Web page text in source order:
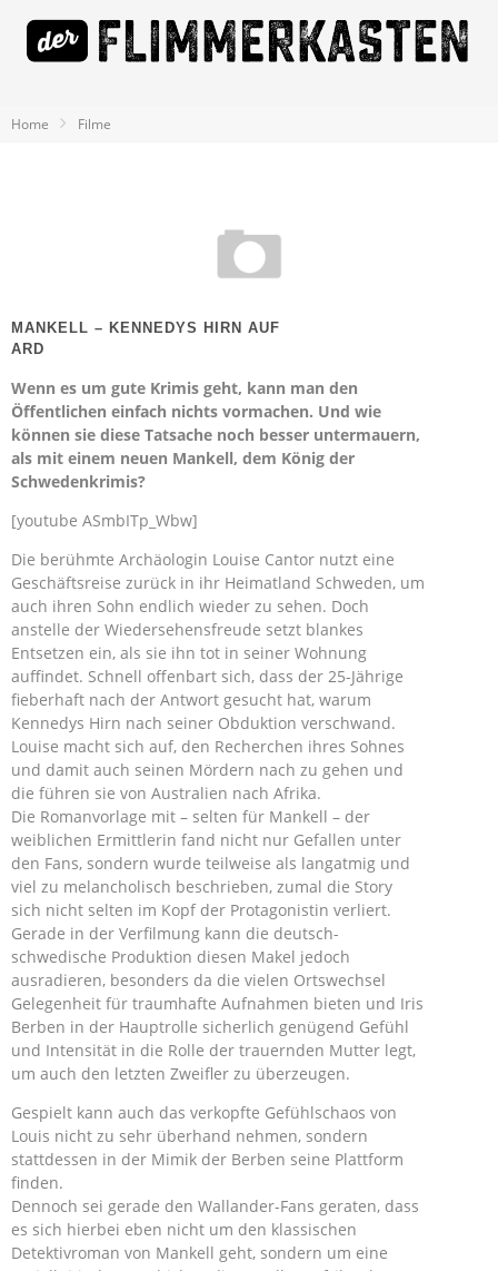
Home Filme
MANKELL – KENNEDYS HIRN AUF
ARD
Wenn es um gute Krimis geht, kann man den
Öffentlichen einfach nichts vormachen. Und wie
können sie diese Tatsache noch besser untermauern,
als mit einem neuen Mankell, dem König der
Schwedenkrimis?
[youtube ASmbITp_Wbw]
Die berühmte Archäologin Louise Cantor nutzt eine
Geschäftsreise zurück in ihr Heimatland Schweden, um
auch ihren Sohn endlich wieder zu sehen. Doch
anstelle der Wiedersehensfreude setzt blankes
Entsetzen ein, als sie ihn tot in seiner Wohnung
auffindet. Schnell offenbart sich, dass der 25-Jährige
fieberhaft nach der Antwort gesucht hat, warum
Kennedys Hirn nach seiner Obduktion verschwand.
Louise macht sich auf, den Recherchen ihres Sohnes
und damit auch seinen Mördern nach zu gehen und
die führen sie von Australien nach Afrika.
Die Romanvorlage mit – selten für Mankell – der
weiblichen Ermittlerin fand nicht nur Gefallen unter
den Fans, sondern wurde teilweise als langatmig und
viel zu melancholisch beschrieben, zumal die Story
sich nicht selten im Kopf der Protagonistin verliert.
Gerade in der Verfilmung kann die deutsch-
schwedische Produktion diesen Makel jedoch
ausradieren, besonders da die vielen Ortswechsel
Gelegenheit für traumhafte Aufnahmen bieten und Iris
Berben in der Hauptrolle sicherlich genügend Gefühl
und Intensität in die Rolle der trauernden Mutter legt,
um auch den letzten Zweifler zu überzeugen.
Gespielt kann auch das verkopfte Gefühlschaos von
Louis nicht zu sehr überhand nehmen, sondern
stattdessen in der Mimik der Berben seine Plattform
finden.
Dennoch sei gerade den Wallander-Fans geraten, dass
es sich hierbei eben nicht um den klassischen
Detektivroman von Mankell geht, sondern um eine